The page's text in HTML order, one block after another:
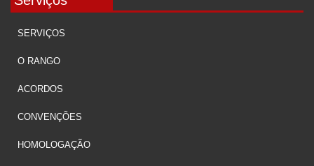
SERVIÇOS
O RANGO
ACORDOS
CONVENÇÕES
HOMOLOGAÇÃO